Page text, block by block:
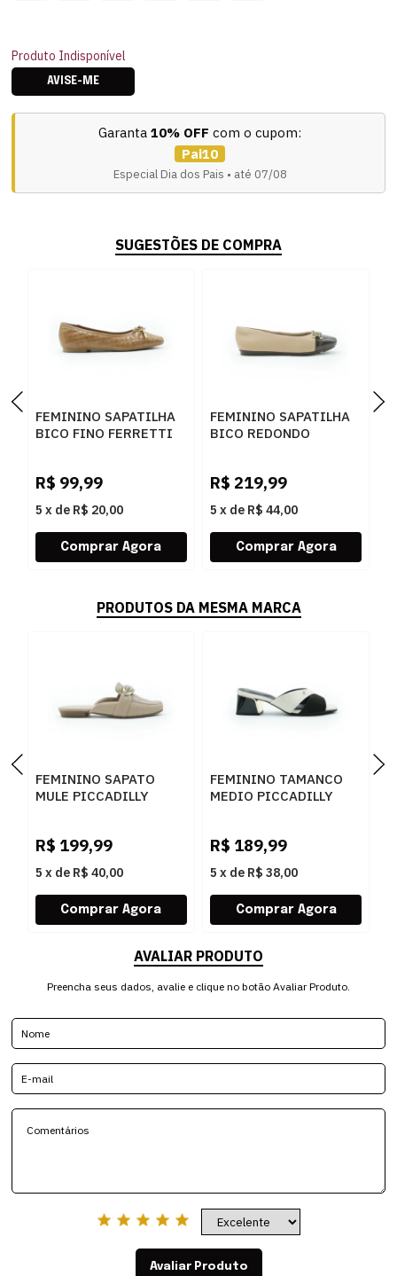
Produto Indisponível
AVISE-ME
Garanta 10% OFF com o cupom:
Pai10
Especial Dia dos Pais • até 07/08
SUGESTÕES DE COMPRA
FEMININO SAPATILHA
BICO FINO FERRETTI
R$ 99,99
5 x de R$ 20,00
FEMININO SAPATILHA
BICO REDONDO
R$ 219,99
5 x de R$ 44,00
PRODUTOS DA MESMA MARCA
FEMININO SAPATO
MULE PICCADILLY
R$ 199,99
5 x de R$ 40,00
FEMININO TAMANCO
MEDIO PICCADILLY
R$ 189,99
5 x de R$ 38,00
AVALIAR PRODUTO
Preencha seus dados, avalie e clique no botão Avaliar Produto.
Avaliar Produto